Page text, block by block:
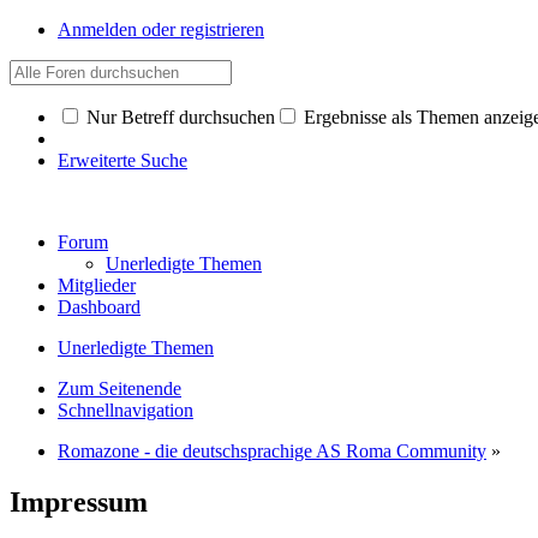
Anmelden oder registrieren
Nur Betreff durchsuchen Ergebnisse als Themen
Erweiterte Suche
Forum
Unerledigte Themen
Mitglieder
Dashboard
Unerledigte Themen
Zum Seitenende
Schnellnavigation
Romazone - die deutschsprachige AS Roma Community »
Impressum